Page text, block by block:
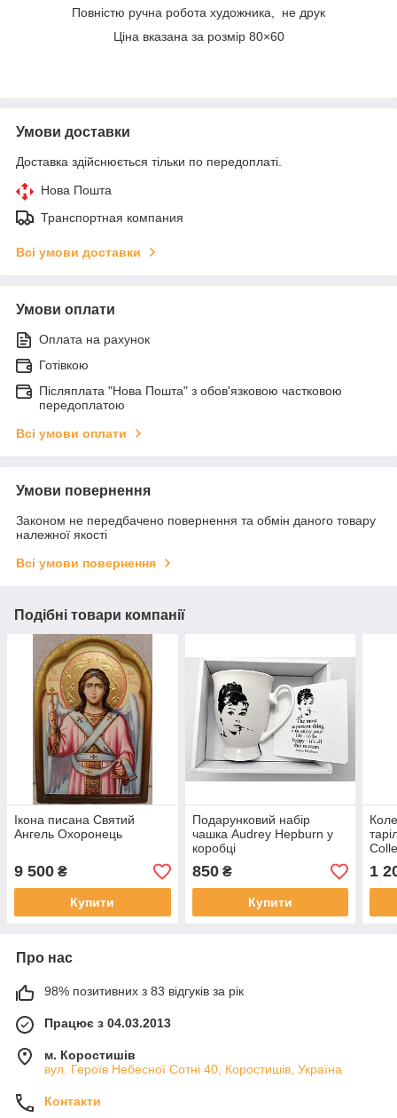
Повністю ручна робота художника, не друк
Ціна вказана за розмір 80×60
Умови доставки
Доставка здійснюється тільки по передоплаті.
Нова Пошта
Транспортная компания
Всі умови доставки
Умови оплати
Оплата на рахунок
Готівкою
Післяплата "Нова Пошта" з обов'язковою частковою
передоплатою
Всі умови оплати
Умови повернення
Законом не передбачено повернення та обмін даного товару
належної якості
Всі умови повернення
Подібні товари компанії
Ікона писана Святий
Ангель Охоронець
9 500 ₴
Купити
Подарунковий набір
чашка Audrey Hepburn у
коробці
850₴
Купити
by
1
Про нас
98% позитивних з 83 відгуків за рік
Працює з 04.03.2013
м. Коростишів
вул. Героїв Небесної Сотні 40, Коростишів, Україна
Контакти